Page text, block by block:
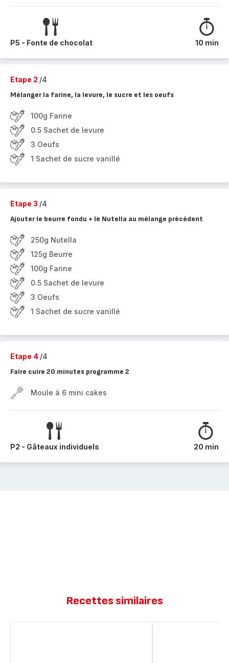
P5 - Fonte de chocolat 10 min
Etape 2 /4
Mélanger la farine, la levure, le sucre et les oeufs
100g Farine
0.5 Sachet de levure
3 Oeufs
1 Sachet de sucre vanillé
Etape 3 /4
Ajouter le beurre fondu + le Nutella au mélange précédent
250g Nutella
125g Beurre
100g Farine
0.5 Sachet de levure
3 Oeufs
1 Sachet de sucre vanillé
Etape 4 /4
Faire cuire 20 minutes programme 2
Moule à 6 mini cakes
P2 - Gâteaux individuels 20 min
Recettes similaires